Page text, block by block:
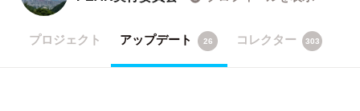
プロジェクト アップデート 26 コレクター 303